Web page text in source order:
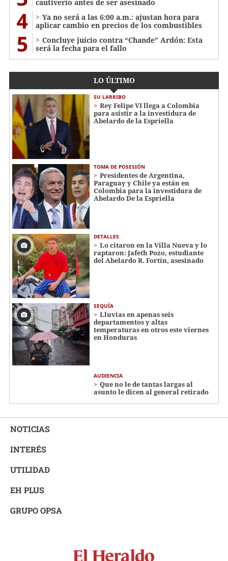
cautiverio antes de ser asesinado
4
Ya no será a las 6:00 a.m.: ajustan hora para
aplicar cambio en precios de los combustibles
5
Concluye juicio contra “Chande” Ardón: Esta
será la fecha para el fallo
LO ÚLTIMO
SU LARRIBO
Rey Felipe VI llega a Colombia
para asistir a la investidura de
Abelardo de la Espriella
TOMA DE POSESIÓN
Presidentes de Argentina,
Paraguay y Chile ya están en
Colombia para la investidura de
Abelardo De la Espriella
DETALLES
Lo citaron en la Villa Nueva y lo
raptaron: Jafeth Pozo, estudiante
del Abelardo R. Fortín, asesinado
SEQUÍA
Lluvias en apenas seis
departamentos y altas
temperaturas en otros este viernes
en Honduras
AUDIENCIA
Que no le de tantas largas al
asunto le dicen al general retirado
NOTICIAS
INTERÉS
UTILIDAD
EH PLUS
GRUPO OPSA